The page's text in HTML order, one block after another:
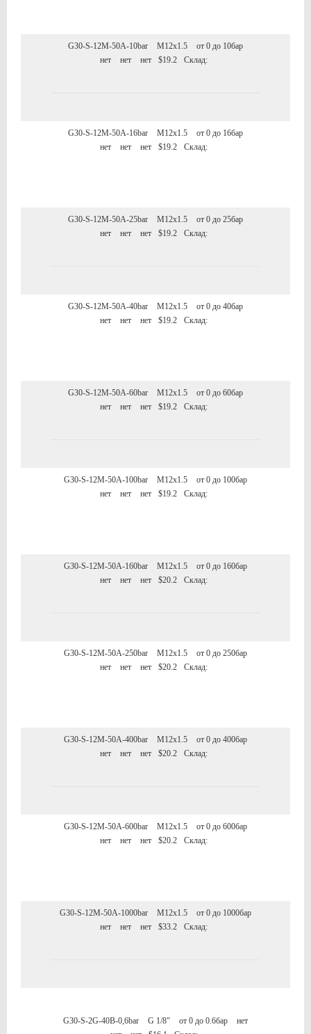
G30-S-12M-50A-10bar M12x1.5
от 0 до 10бар
нет
нет нет $19.2 Склад:
G30-S-12M-50A-16bar M12x1.5
от 0 до 16бар
нет
нет нет $19.2 Склад:
G30-S-12M-50A-25bar M12x1.5
от 0 до 25бар
нет
нет нет $19.2 Склад:
G30-S-12M-50A-40bar M12x1.5
от 0 до 40бар
нет
нет нет $19.2 Склад:
G30-S-12M-50A-60bar M12x1.5
от 0 до 60бар
нет
нет нет $19.2 Склад:
G30-S-12M-50A-100bar M12x1.5
от 0 до 100бар
нет
нет нет $19.2 Склад:
G30-S-12M-50A-160bar M12x1.5
от 0 до 160бар
нет
нет нет $20.2 Склад:
G30-S-12M-50A-250bar M12x1.5
от 0 до 250бар
нет
нет нет $20.2 Склад:
G30-S-12M-50A-400bar M12x1.5
от 0 до 400бар
нет
нет нет $20.2 Склад:
G30-S-12M-50A-600bar M12x1.5
от 0 до 600бар
нет
нет нет $20.2 Склад:
G30-S-12M-50A-1000bar M12x1.5
от 0 до 1000бар
нет
нет нет $33.2 Склад:
G30-S-2G-40B-0,6bar G 1/8" от 0 до 0.6бар
нет